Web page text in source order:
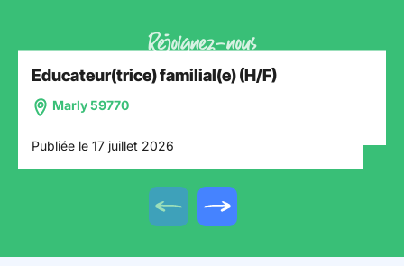
Rejoignez-nous
Educateur(trice) familial(e) (H/F)
Marly 59770
Publiée le 17 juillet 2026
Offre précédente
Offre suivante